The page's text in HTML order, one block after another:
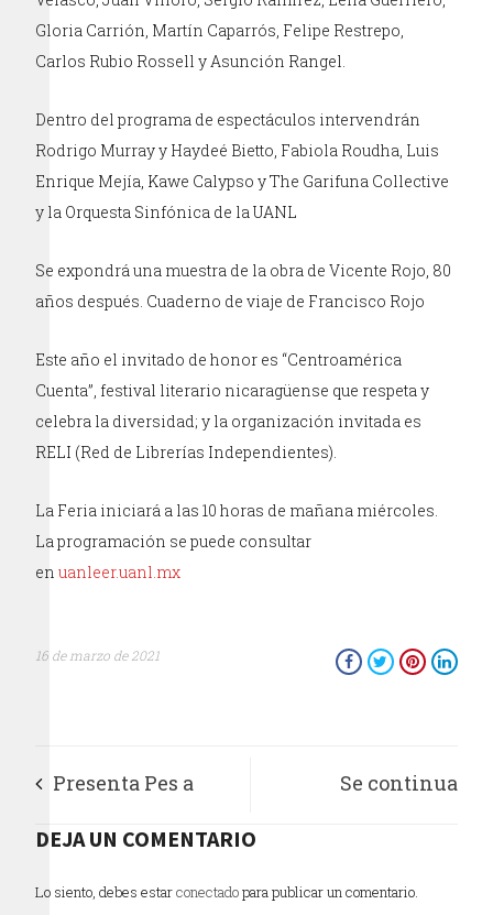
Gloria Carrión, Martín Caparrós, Felipe Restrepo,
Carlos Rubio Rossell y Asunción Rangel.
Dentro del programa de espectáculos intervendrán
Rodrigo Murray y Haydeé Bietto, Fabiola Roudha, Luis
Enrique Mejía, Kawe Calypso y The Garifuna Collective
y la Orquesta Sinfónica de la UANL
Se expondrá una muestra de la obra de Vicente Rojo, 80
años después. Cuaderno de viaje de Francisco Rojo
Este año el invitado de honor es “Centroamérica
Cuenta”, festival literario nicaragüense que respeta y
celebra la diversidad; y la organización invitada es
RELI (Red de Librerías Independientes).
La Feria iniciará a las 10 horas de mañana miércoles.
La programación se puede consultar
enuanleer.uanl.mx
16 de marzo de 2021
Presenta Pes a
Lupita Medina como
candidata a
Se continua
mitigación de
DEJA UN COMENTARIO
Lo siento, debes estarconectadopara publicar un comentario.